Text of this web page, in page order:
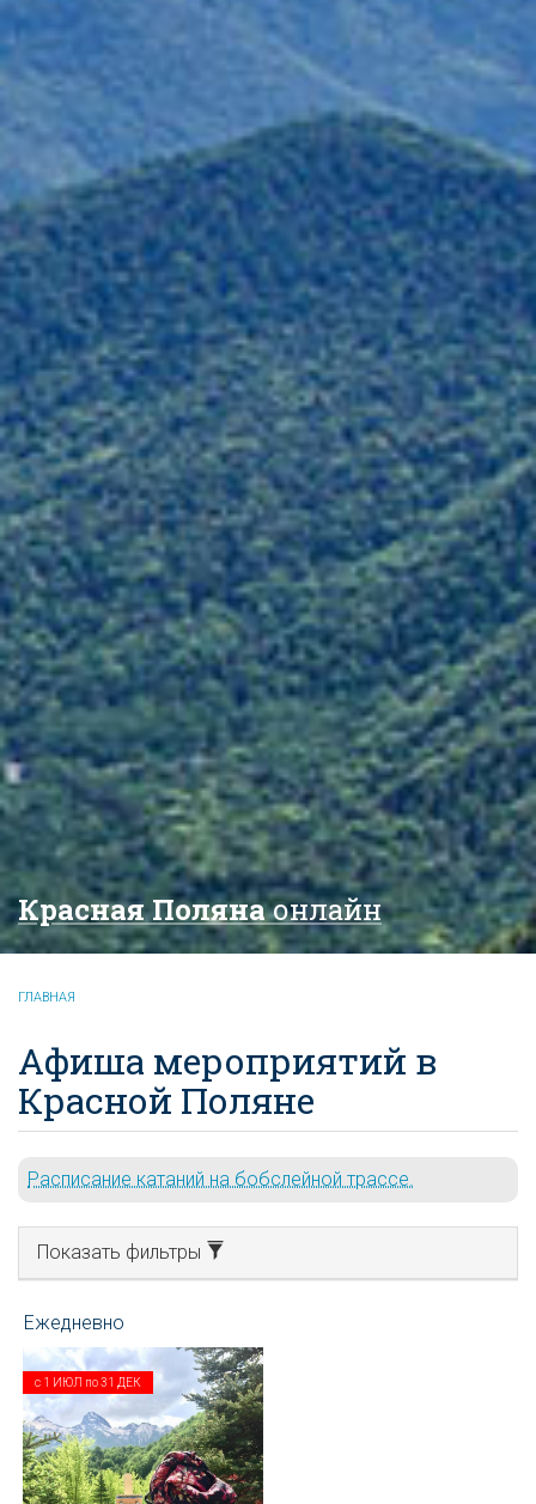
Красная Полянаонлайн
ГЛАВНАЯ
Афиша мероприятий в
Красной Поляне
Расписание катаний на бобслейной трассе.
Показать фильтры
с 1 ИЮЛ по31 ДЕК